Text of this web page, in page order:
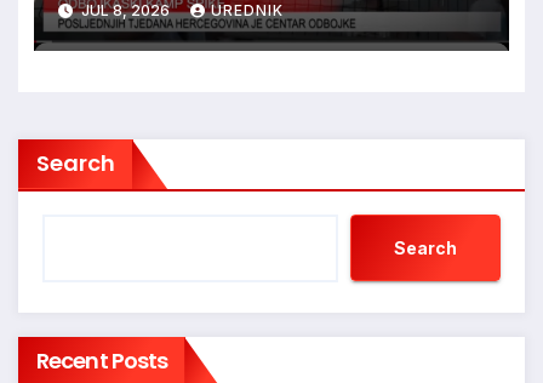
JUL 8, 2026 UREDNIK
Search
Search
Recent Posts